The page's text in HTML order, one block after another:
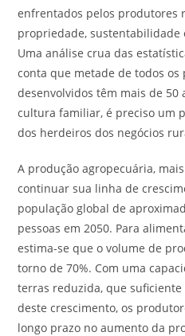
enfrentados pelos produtores
propriedade, sustentabilidade
Uma análise crua das
conta que metade de todos
desenvolvidos têm mais de 50
cultura familiar, é preciso um
dos herdeiros dos negócios
A produção agropecuária,
continuar sua linha de
população global de
pessoas em 2050. Para
estima-se que o volume de
torno de 70%. Com uma
terras reduzida, que
deste crescimento, os
longo prazo no aumento da